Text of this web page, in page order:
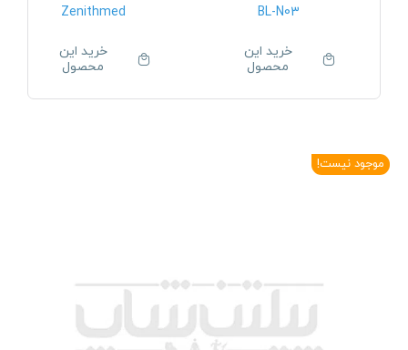
BL-N03
خرید این
محصول
Zenithmed
خرید این
محصول
موجود نیست!